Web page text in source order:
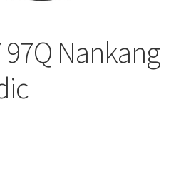
Nankang